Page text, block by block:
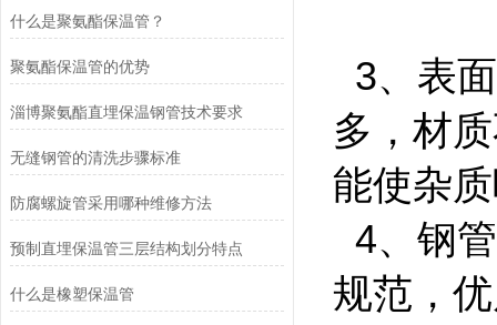
什么是聚氨酯保温管？
聚氨酯保温管的优势
淄博聚氨酯直埋保温钢管技术要求
无缝钢管的清洗步骤标准
防腐螺旋管采用哪种维修方法
预制直埋保温管三层结构划分特点
什么是橡塑保温管
3、表
多，材
能使杂
4、钢
规范，